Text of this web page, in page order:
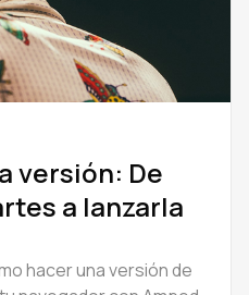
versión: De
a lanzarla
hacer una versión de